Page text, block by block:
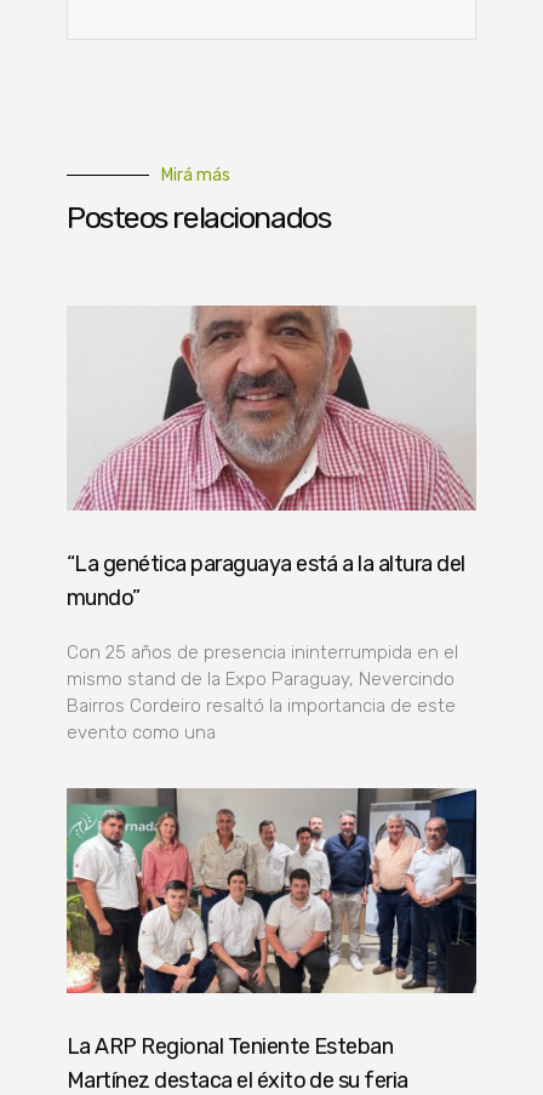
Mirá más
Posteos relacionados
“La genética paraguaya está a la altura del
mundo”
Con 25 años de presencia ininterrumpida en el
mismo stand de la Expo Paraguay, Nevercindo
Bairros Cordeiro resaltó la importancia de este
evento como una
La ARP Regional Teniente Esteban
Martínez destaca el éxito de su feria